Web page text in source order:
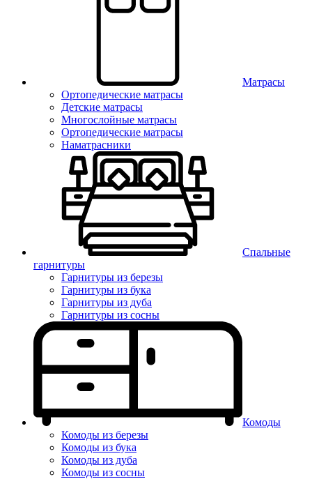
Матрасы
Ортопедические матрасы
Детские матрасы
Многослойные матрасы
Ортопедические матрасы
Наматрасники
Спальные
гарнитуры
Гарнитуры из березы
Гарнитуры из бука
Гарнитуры из дуба
Гарнитуры из сосны
Комоды
Комоды из березы
Комоды из бука
Комоды из дуба
Комоды из сосны